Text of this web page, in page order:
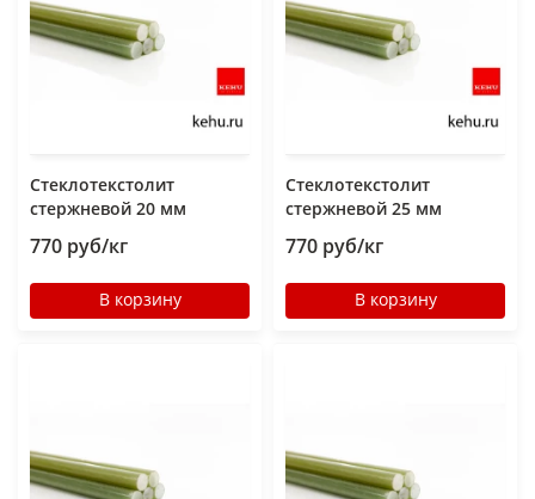
Стеклотекстолит
стержневой 20 мм
770 руб/кг
В корзину
Стеклотекстолит
стержневой 25 мм
770 руб/кг
В корзину